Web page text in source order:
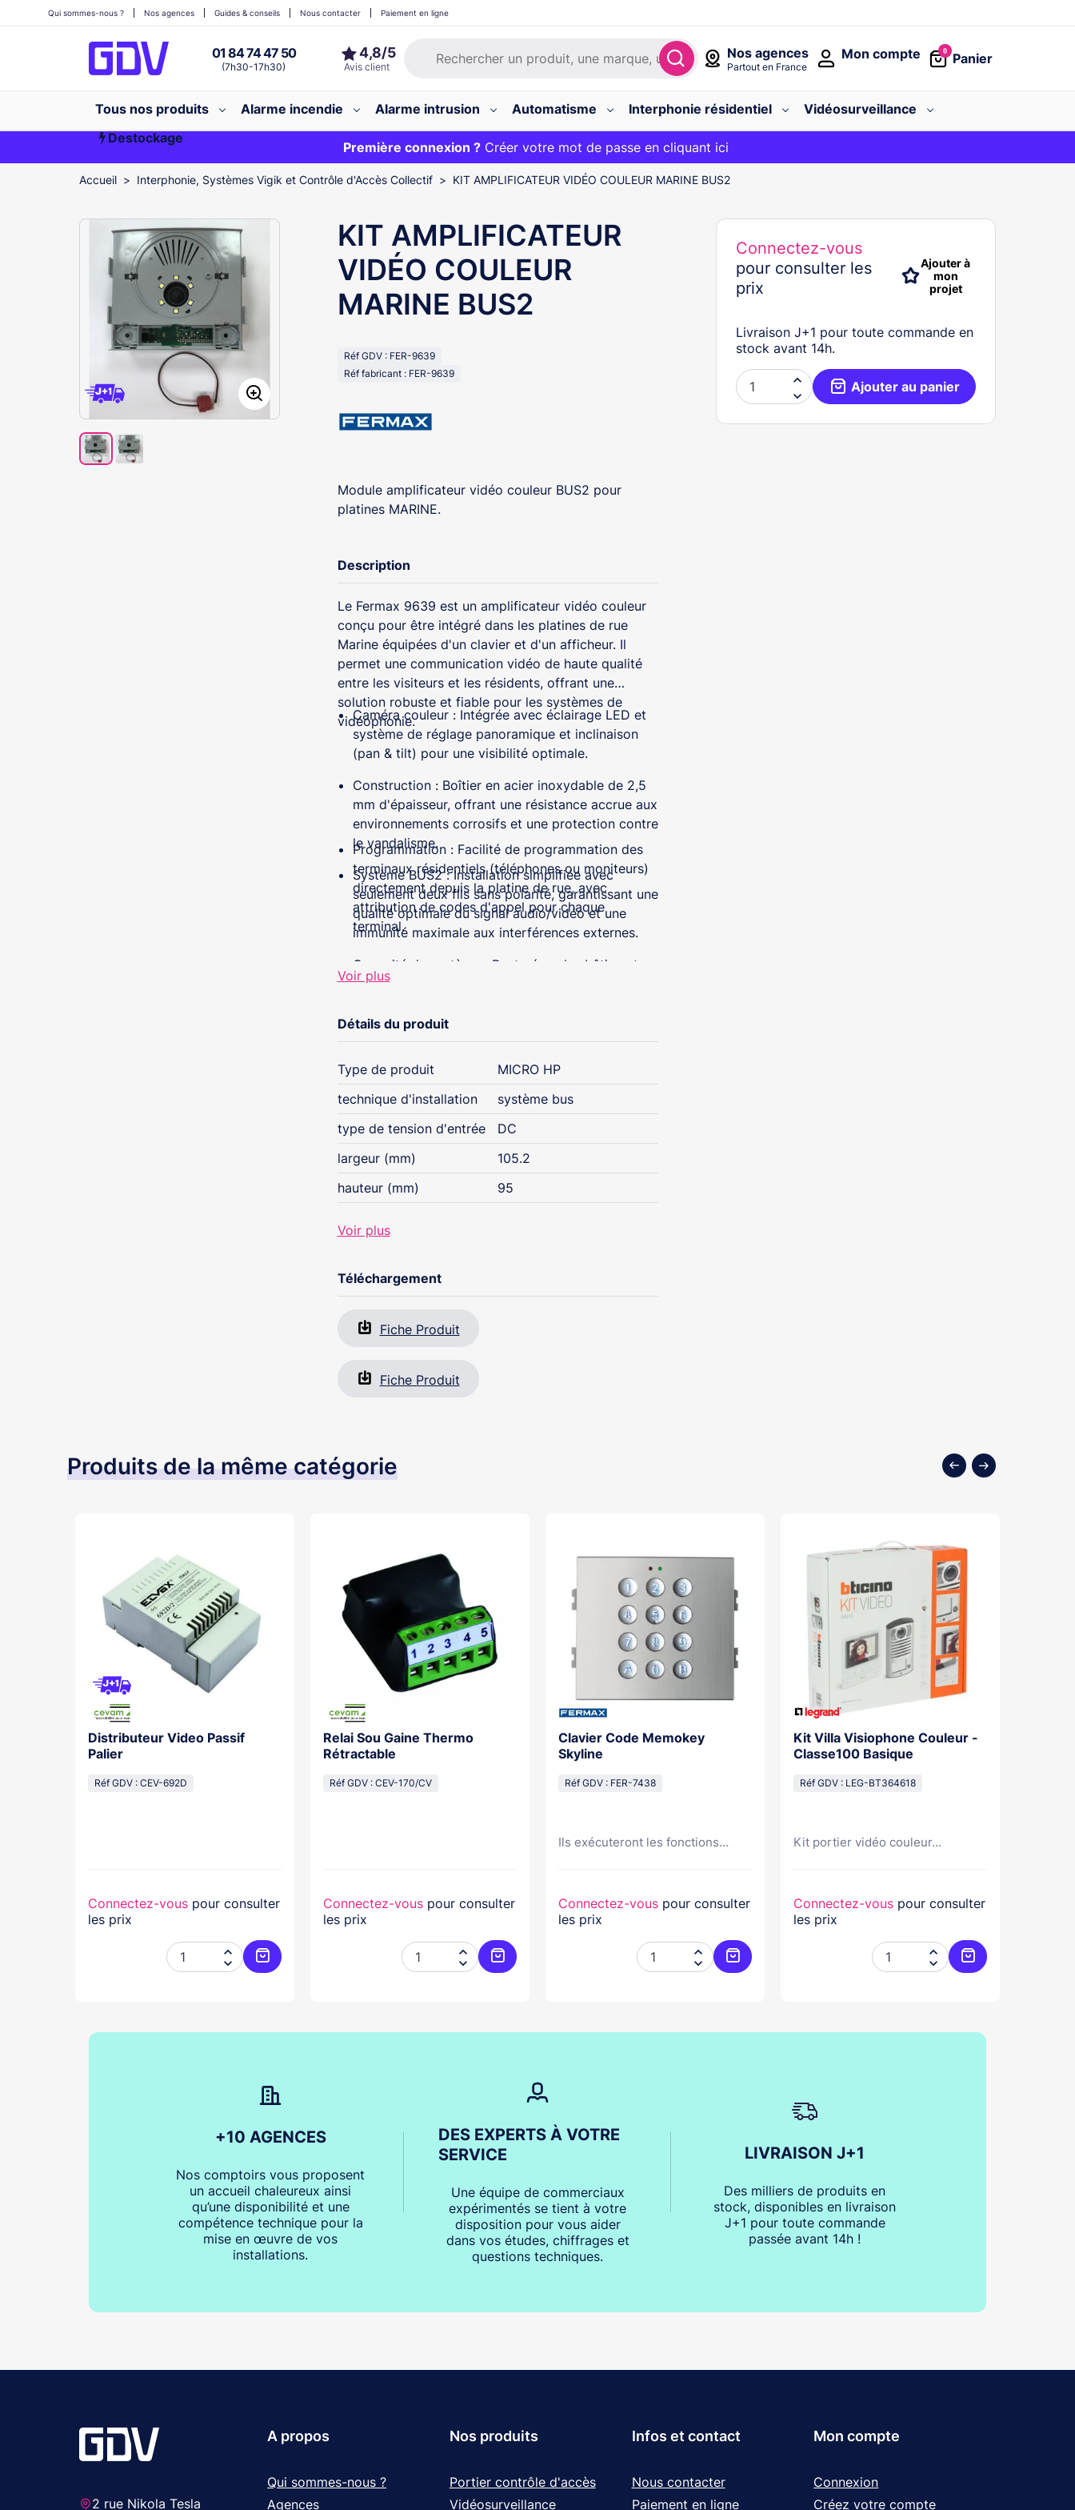
Nos agences
Partout en France
01 84 74 47 50
(7h30-17h30)
0
Panier
Mon compte
Qui sommes-nous ? Nos agences Guides & conseils Nous contacter Paiement en ligne
Tous nos produits Alarme incendie Alarme intrusion Automatisme Interphonie résidentiel
Vidéosurveillance
Destockage
Première commande ?20€ OFFERT sur votre panier et livraison 24/48h gratuite avec le code
Première connexion ?Créer votre mot de passe en cliquant ici
EXCLU WEB :
Accueil Interphonie, Systèmes Vigik et Contrôle d'Accès Collectif KIT AMPLIFICATEUR VIDÉO COULEUR MARINE BUS2
KIT AMPLIFICATEUR
VIDÉO COULEUR
MARINE BUS2
Réf GDV : FER-9639
Réf fabricant : FER-9639
Module amplificateur vidéo couleur BUS2 pour
platines MARINE.
Description
Le Fermax 9639 est un amplificateur vidéo couleur
conçu pour être intégré dans les platines de rue
Marine équipées d'un clavier et d'un afficheur. Il
permet une communication vidéo de haute qualité
entre les visiteurs et les résidents, offrant une
solution robuste et fiable pour les systèmes de
vidéophonie.
Caméra couleur : Intégrée avec éclairage LED et
système de réglage panoramique et inclinaison
(pan & tilt) pour une visibilité optimale.
Construction : Boîtier en acier inoxydable de 2,5
mm d'épaisseur, offrant une résistance accrue aux
environnements corrosifs et une protection contre
le vandalisme.
Système BUS2 : Installation simplifiée avec
seulement deux fils sans polarité, garantissant une
qualité optimale du signal audio/vidéo et une
immunité maximale aux interférences externes.
Capacité du système : Peut gérer des bâtiments
jusqu'à 199 logements et 2 accès d'entrée, avec
accès et le dernier logement.
de l'ouverture de la porte, informant les résidents
de la nécessité de refermer la porte après
l'entrée.
Programmation : Facilité de programmation des
terminaux résidentiels (téléphones ou moniteurs)
directement depuis la platine de rue, avec
attribution de codes d'appel pour chaque
terminal.
Voir plus
Détails du produit
Type de produit
MICRO HP
technique d'installation
système bus
type de tension d'entrée
DC
largeur (mm)
105.2
hauteur (mm)
95
Voir plus
Téléchargement
Fiche Produit
Fiche Produit
Connectez-vous
pour consulter les
prix
Ajouter à
mon
projet
Livraison J+1 pour toute commande en
stock avant 14h.

 Ajouter au panier
Produits de la même catégorie
Distributeur Video Passif
Palier
Réf GDV : CEV-692D
Connectez-vous pour consulter
les prix


Ajouter au panier
Relai Sou Gaine Thermo
Rétractable
Réf GDV : CEV-170/CV
Connectez-vous pour consulter
les prix


Ajouter au panier
Clavier Code Memokey
Skyline
Réf GDV : FER-7438
Ils exécuteront les fonctions...
Connectez-vous pour consulter
les prix


Ajouter au panier
Kit Villa Visiophone Couleur -
Classe100 Basique
Réf GDV : LEG-BT364618
Kit portier vidéo couleur...
Connectez-vous pour consulter
les prix


Ajouter au panier
+10 AGENCES
Nos comptoirs vous proposent
un accueil chaleureux ainsi
qu’une disponibilité et une
compétence technique pour la
mise en œuvre de vos
installations.
DES EXPERTS À VOTRE
SERVICE
Une équipe de commerciaux
expérimentés se tient à votre
disposition pour vous aider
dans vos études, chiffrages et
questions techniques.
LIVRAISON J+1
Des milliers de produits en
stock, disponibles en livraison
J+1 pour toute commande
passée avant 14h !
2 rue Nikola Tesla
A propos
Qui sommes-nous ?
Agences
Nos produits
Portier contrôle d'accès
Vidéosurveillance
Infos et contact
Nous contacter
Paiement en ligne
Mon compte
Connexion
Créez votre compte